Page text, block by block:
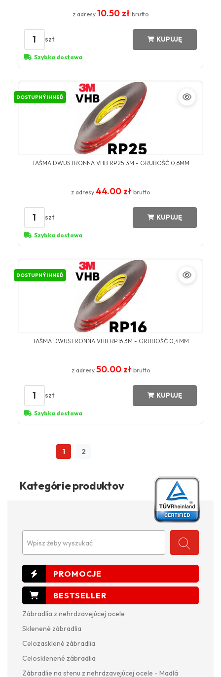
Kategórie produktov
Wpisz żeby wyszukać
Zábradlia z nehrdzavejúcej ocele
Sklenené zábradlia
Celozasklené zábradlia
Celosklenené zábradlia
Zábradlie na stenu z nehrdzavejúcej ocele - Madlá
z adresy 10.50 zł brutto
1 szt KUPUJĘ
Szybka dostawa
DOSTUPNÝ IHNEĎ
TAŚMA DWUSTRONNA VHB RP25 3M - GRUBOŚĆ 0,6MM
z adresy 44.00 zł brutto
1 szt KUPUJĘ
Szybka dostawa
DOSTUPNÝ IHNEĎ
TAŚMA DWUSTRONNA VHB RP16 3M - GRUBOŚĆ 0,4MM
z adresy 50.00 zł brutto
1 szt KUPUJĘ
Szybka dostawa
1 2